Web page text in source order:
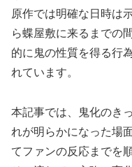
原作では明確な日時は
ら蝶屋敷に来るまでの
的に鬼の性質を得る行
れています。
本記事では、鬼化のき
れが明らかになった場
てファンの反応までを